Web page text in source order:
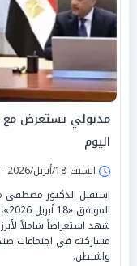
مدبولي يستعرض مع
اليوم
السبت 18/أبريل/2026 - 02:07 م
استقبل الدكتور مصطفى
شهد استعراضاً شاملاً
مشاركته في اجتماعات
واشنطن.